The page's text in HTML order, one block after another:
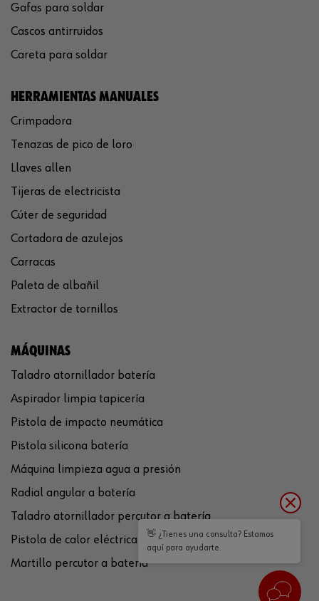
Gafas para soldar
Cascos antirruidos
Careta para soldar
HERRAMIENTAS MANUALES
Crimpadora
Tenazas de pico de loro
Llaves allen
Tijeras de electricista
Cúter de seguridad
Cortadora de azulejos
Carracas
Paleta de albañil
Extractor de tornillos
MÁQUINAS
Taladro atornillador batería
Aspirador limpia tapicería
Pistola de impacto neumática
Pistola silicona batería
Máquina limpieza agua a presión
Radial angular a batería
Taladro atornillador percutor a batería
Pistola de calor eléctrica
Martillo percutor a batería
👋 ¿Tienes una consulta? Estamos
aquí para ayudarte.